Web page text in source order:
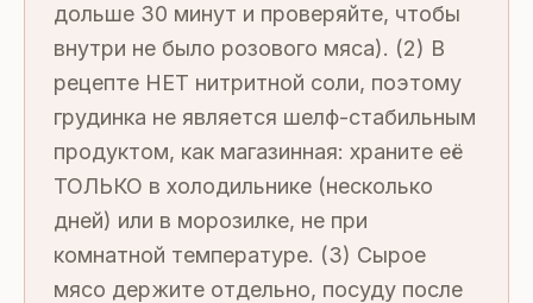
дольше 30 минут и проверяйте, чтобы
внутри не было розового мяса). (2) В
рецепте НЕТ нитритной соли, поэтому
грудинка не является шелф-стабильным
продуктом, как магазинная: храните её
ТОЛЬКО в холодильнике (несколько
дней) или в морозилке, не при
комнатной температуре. (3) Сырое
мясо держите отдельно, посуду после